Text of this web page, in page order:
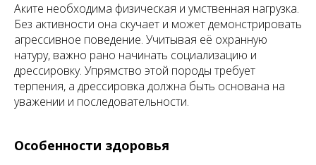
Аките необходима физическая и умственная нагрузка.
Без активности она скучает и может демонстрировать
агрессивное поведение. Учитывая её охранную
натуру, важно рано начинать социализацию и
дрессировку. Упрямство этой породы требует
терпения, а дрессировка должна быть основана на
уважении и последовательности.
Особенности здоровья